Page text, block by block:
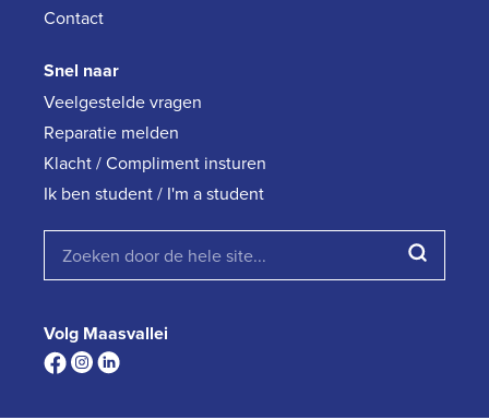
Contact
Snel naar
Veelgestelde vragen
Reparatie melden
Klacht / Compliment insturen
Ik ben student / I'm a student
Volg Maasvallei